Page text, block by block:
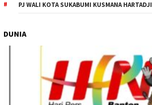
PJ WALI KOTA SUKABUMI KUSMANA HARTADJI
DUNIA